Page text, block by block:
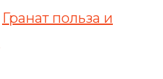
Гранат польза и